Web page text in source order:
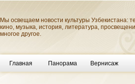
Мы освещаем новости культуры Узбекистана:
кино, музыка, история, литература,
многое другое.
Главная Панорама Вернисаж